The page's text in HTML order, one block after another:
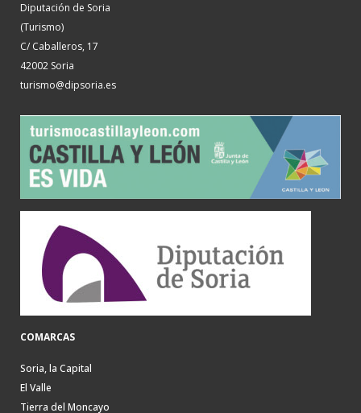
Diputación de Soria
(Turismo)
C/ Caballeros, 17
42002 Soria
turismo@dipsoria.es
COMARCAS
Soria, la Capital
El Valle
Tierra del Moncayo